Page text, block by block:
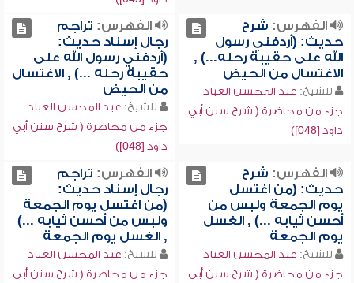
الفهرس: شرح
حديث: (أردفني رسول
الله على حقيبة رحله...) ,
الاغتسال من الحيض
للشيخ: عبد المحسن العباد
جزء من محاضرة ( شرح سنن أبي
داود [048])
الفهرس: تراجم
رجال إسناد حديث:
(أردفني رسول الله على
حقيبة رحله ...) , الاغتسال
من الحيض
للشيخ: عبد المحسن العباد
جزء من محاضرة ( شرح سنن أبي
داود [048])
الفهرس: شرح
حديث: (من اغتسل
يوم الجمعة ولبس من
أحسن ثيابه ...) , الغسل
يوم الجمعة
للشيخ: عبد المحسن العباد
جزء من محاضرة ( شرح سنن أبي
الفهرس: تراجم
رجال إسناد حديث:
(من اغتسل يوم الجمعة
ولبس من أحسن ثيابه ...)
, الغسل يوم الجمعة
للشيخ: عبد المحسن العباد
جزء من محاضرة ( شرح سنن أبي